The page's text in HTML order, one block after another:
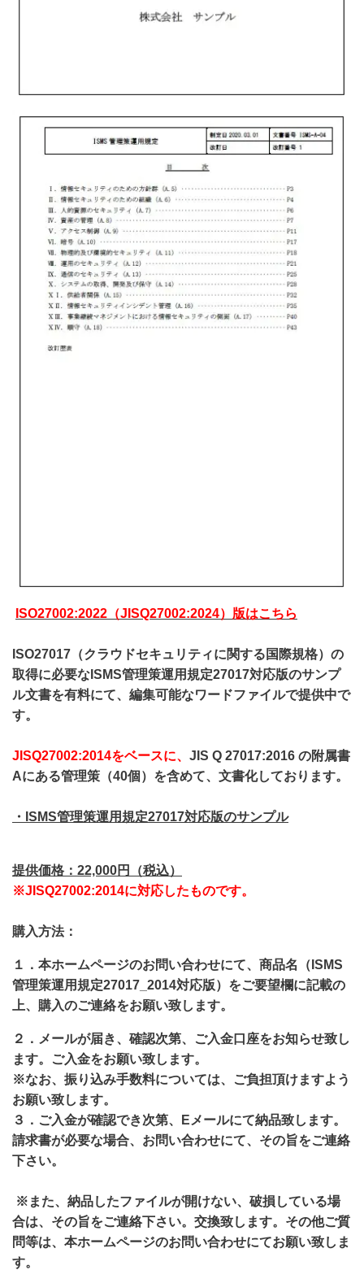
ISO27002:2022（JISQ27002:2024）版はこちら
ISO27017（クラウドセキュリティに関する国際規格）の
取得に必要なISMS管理策運用規定27017対応版のサンプ
ル文書を有料にて、編集可能なワードファイルで提供中で
す。
JISQ27002:2014をベースに、 JIS Q 27017:2016 の附属書
Aにある管理策（40個）を含めて、文書化しております。
・ISMS管理策運用規定27017対応版のサンプル
提供価格：22,000円（税込）
※JISQ27002:2014に対応したものです。
購入方法：
１．本ホームページのお問い合わせにて、商品名
（ISMS
管理策運用規定27017_2014対応版） をご要望欄に記載の
上、購入のご連絡をお願い致します。
２．メールが届き、確認次第、ご入金口座をお知らせ致し
ます。ご入金をお願い致します。
※なお、振り込み手数料については、ご負担頂けますよう
お願い致します。
３．ご入金が確認でき次第、Eメールにて納品致します。
請求書が必要な場合、お問い合わせにて、その旨をご連絡
下さい。
※また、納品したファイルが開けない、破損している場
合は、その旨をご連絡下さい。交換致します。その他ご質
問等は、本ホームページのお問い合わせにてお願い致しま
す。